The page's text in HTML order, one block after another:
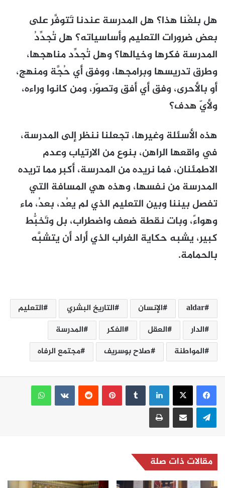
هل بلغْنا هذا؟ هل المدرسة عندنا تَتوفَّر على
بعض ضرورات التعليم وأساسياته؟ هل تُجدِّدُ
المدرسة فكرها وخيالها؟ وهل تُجدِّد مناهجها،
وطرق تدريسها وبرامجها، ووفق أي حُجَّة ومنهج،
أو بالأحرى، وفق أي أفق وتصوّر، ومن كانوا وراءه،
ولأيّ هدف؟
هذه الأسئلة وغيرها، تجعلنا ننظر إلى المدرسة،
في واقعها الراهن، بنوع من الارتياب وعدم
الاطمئنان، فما نريده من المدرسة، أكبر مما تريده
المدرسة من نفسها، وهذه هي المسافة التي
تفصل بيننا وبين التعليم الذي لم يعُد، بعدُ، ماء
وهواءً، وبات نقطة ضعف واضطراب، بل وتَخبُّط
كبير، يشبه حكاية الغراب الذي أراد أن يتشبَّه
بالحمامة.
aldar الإنسان التاريخ البشري
التعليم
الدار
العقل الفكر
المدرسة
المواطنة
صلاح بوسريف مجتمع الرفاه
لينكدإن بينتيريست
واتساب
تيلقرام مشاركة عبر البريد طباعة
مقالات ذات صلة